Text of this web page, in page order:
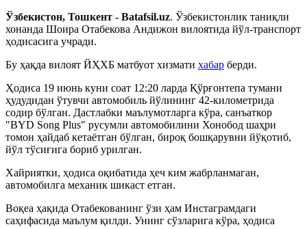
Ўзбекистон, Тошкент - Batafsil.uz. Ўзбекистонлик таниқли
хонанда Шоира Отабекова Андижон вилоятида йўл-транспорт
ҳодисасига учради.
Бу ҳақда вилоят ЙҲХБ матбуот хизмати хабар берди.
Ҳодиса 19 июнь куни соат 12:20 ларда Қўрғонтепа тумани
ҳудудидан ўтувчи автомобиль йўлининг 42-километрида
содир бўлган. Дастлабки маълумотларга кўра, санъаткор
"BYD Song Plus" русумли автомобилини Хонобод шаҳри
томон ҳайдаб кетаётган бўлган, бироқ бошқарувни йўқотиб,
йўл тўсиғига бориб урилган.
Хайриятки, ҳодиса оқибатида ҳеч ким жабрланмаган,
автомобилга механик шикаст етган.
Воқеа ҳақида Отабекованинг ўзи ҳам Инстаграмдаги
саҳифасида маълум қилди. Унинг сўзларига кўра, ҳодиса